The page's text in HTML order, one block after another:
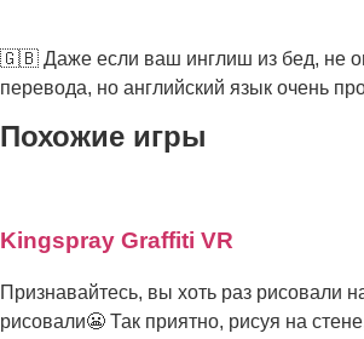
🇬🇧 Даже если ваш инглиш из бед, не
перевода, но английский язык очень
Похожие игры
Kingspray Graffiti VR
Признавайтесь, вы хоть раз рисовали
рисовали😬 Так приятно, рисуя на